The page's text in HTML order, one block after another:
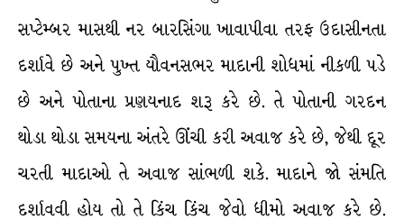
સપ્ટેમ્બર માસથી નર બારસિંગા ખાવાપીવા તરફ ઉદાસીનતા
દર્શાવે છે અને પુખ્ત યૌવનસભર માદાની શોધમાં નીકળી પડે
છે અને પોતાના પ્રણયનાદ શરૂ કરે છે. તે પોતાની ગરદન
થોડા થોડા સમયના અંતરે ઊંચી કરી અવાજ કરે છે, જેથી દૂર
ચરતી માદાઓ તે અવાજ સાંભળી શકે. માદાને જો સંમતિ
દર્શાવવી હોય તો તે કિંચ કિંચ જેવો ધીમો અવાજ કરે છે.